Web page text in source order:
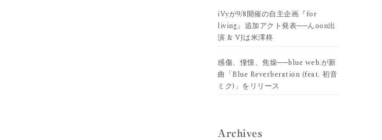
iVyが9/8開催の自主企画『for
living』追加アクト発表──んoon出
演 & VJは米澤柊
感傷、憧憬、焦燥──blue web.が新
曲「Blue Reverberation (feat. 初音
ミク)」をリリース
Archives